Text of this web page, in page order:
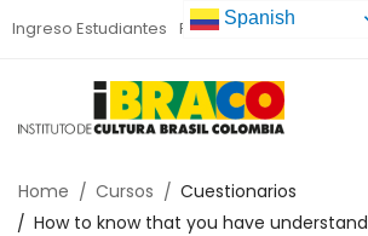
Ingreso Estudiantes Preinscripción
Home Cursos
Cuestionarios
How to know that you have understand
Spanish